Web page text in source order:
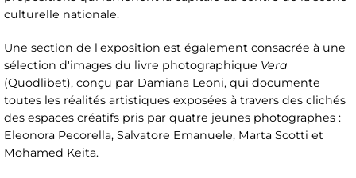
culturelle nationale.
Une section de l'exposition est également consacrée à une
sélection d'images du livre photographique Vera
(Quodlibet), conçu par Damiana Leoni, qui documente
toutes les réalités artistiques exposées à travers des clichés
des espaces créatifs pris par quatre jeunes photographes :
Eleonora Pecorella, Salvatore Emanuele, Marta Scotti et
Mohamed Keita.